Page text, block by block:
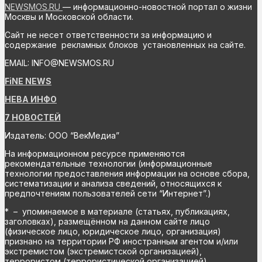
NEWSMOS.RU — информационно-новостной портал о жизни
Москвы и Московской области.
Сайт не несет ответственности за информацию и
содержание рекламных блоков установленных на сайте.
EMAIL: INFO@NEWSMOS.RU
FiNE NEWS
НЕВА ИНФО
7 НОВОСТЕЙ
Издатель: ООО “ВекМедиа”
На информационном ресурсе применяются
рекомендательные технологии (информационные
технологии предоставления информации на основе сбора,
систематизации и анализа сведений, относящихся к
предпочтениям пользователей сети “Интернет”.)
* – упоминаемое в материале (статьях, публикациях,
заголовках), размещённом на данном сайте лицо
(физическое лицо, юридическое лицо, организация)
признано на территории РФ иностранным агентом и/или
экстремистом (экстремистской организацией),